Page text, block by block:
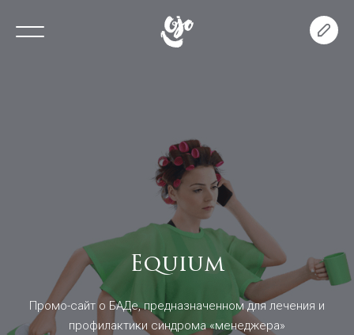
Equium
Промо-сайт о БАДе, предназначенном для лечения и
профилактики синдрома «менеджера»